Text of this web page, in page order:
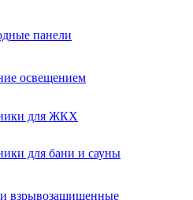
панели
освещением
для ЖКХ
для бани и сауны
взрывозащищенные